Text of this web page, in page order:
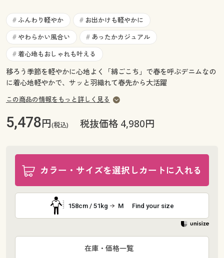
お気に入り
サポート
ご利用ガイド
サポート
ご利用ガイド
よくある質問とお問い合わせ
# ふんわり軽やか # お出かけも軽やかに
# やわらかい風合い # あったかカジュアル
# 着心地もおしゃれも叶える
移ろう季節を軽やかに心地よく「綿ごこち」で春を呼ぶデニムなの
に着心地軽やかで、サッと羽織れて春先から大活躍
この商品の情報をもっと詳しく見る
5,478円(税込) 税抜価格 4,980円
カラー・サイズを選択しカートに入れる
158cm / 51kg M Find your size
在庫・価格一覧